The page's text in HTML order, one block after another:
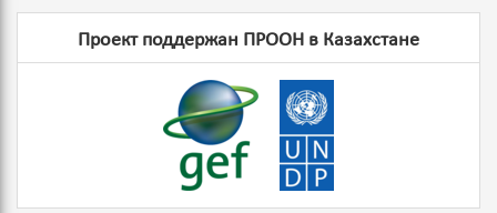
Проект поддержан ПРООН в Казахстане